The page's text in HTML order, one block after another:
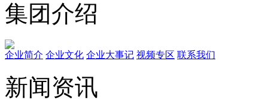
集团介绍
企业简介 企业文化 企业⼤事记 视频专区 联系我们
新闻资讯